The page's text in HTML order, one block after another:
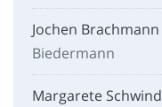
Jochen Brachmann
Biedermann
Margarete Schwind